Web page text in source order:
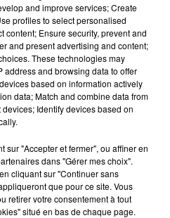
JUSTICE
4h29
4h29
and improve services; Create
profiles to select personalised
content; Ensure security, prevent and
and present advertising and content;
These technologies may
address and browsing data to offer
based on information actively
data; Match and combine data from
Identify devices based on
sur "Accepter et fermer", ou affiner en
dans "Gérer mes choix".
cliquant sur "Continuer sans
que pour ce site. Vous
retirer votre consentement à tout
situé en bas de chaque page.